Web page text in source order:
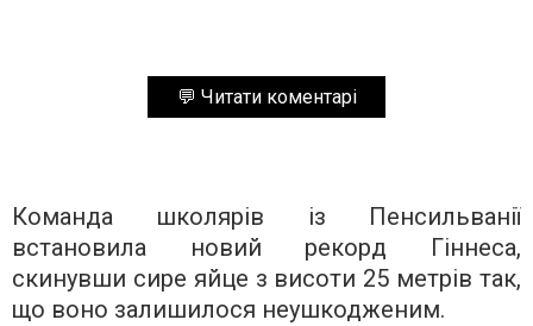
💬 Читати коментарі
Команда школярів із Пенсильванії
встановила новий рекорд Гіннеса,
скинувши сире яйце з висоти 25 метрів так,
що воно залишилося неушкодженим.